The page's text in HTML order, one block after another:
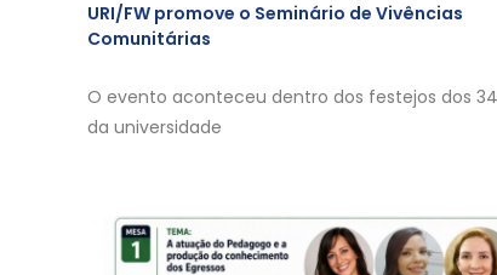
URI/FW promove o Seminário de Vivências
Comunitárias
O evento aconteceu dentro dos festejos dos
da universidade